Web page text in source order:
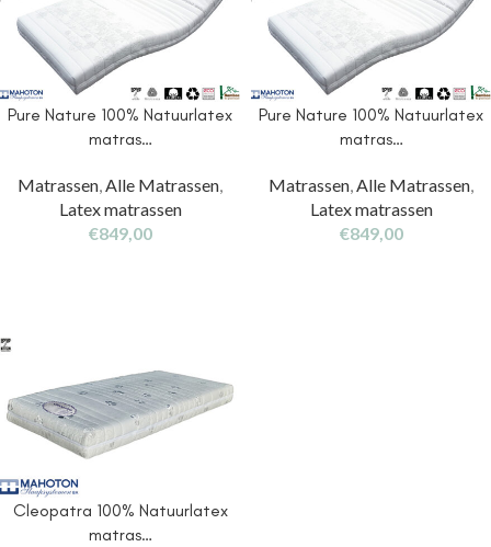
Pure Nature 100% Natuurlatex
matras…
Matrassen Alle Matrassen
Latex matrassen
€849,00
Pure Nature 100% Natuurlatex
matras…
Matrassen Alle Matrassen
Latex matrassen
€849,00
Cleopatra 100% Natuurlatex
matras…